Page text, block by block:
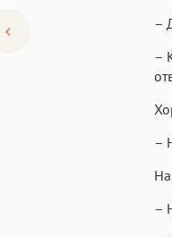
–
–
–
–